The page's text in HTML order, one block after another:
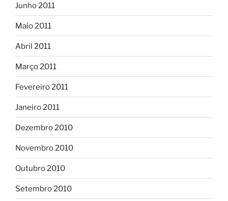
Junho 2011
Maio 2011
Abril 2011
Março 2011
Fevereiro 2011
Janeiro 2011
Dezembro 2010
Novembro 2010
Outubro 2010
Setembro 2010